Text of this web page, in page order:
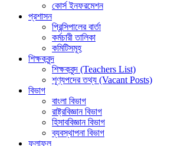
কোর্স ইনফরমেশন
প্রশাসন
প্রিন্সিপালের বার্তা
কর্মচারী তালিকা
কমিটিসমূহ
শিক্ষকবৃন্দ
শিক্ষকবৃন্দ (Teachers List)
শূণ্যপদের তথ্য (Vacant Posts)
বিভাগ
বাংলা বিভাগ
রাষ্ট্রবিজ্ঞান বিভাগ
হিসাববিজ্ঞান বিভাগ
ব্যবস্থাপনা বিভাগ
ফলাফল